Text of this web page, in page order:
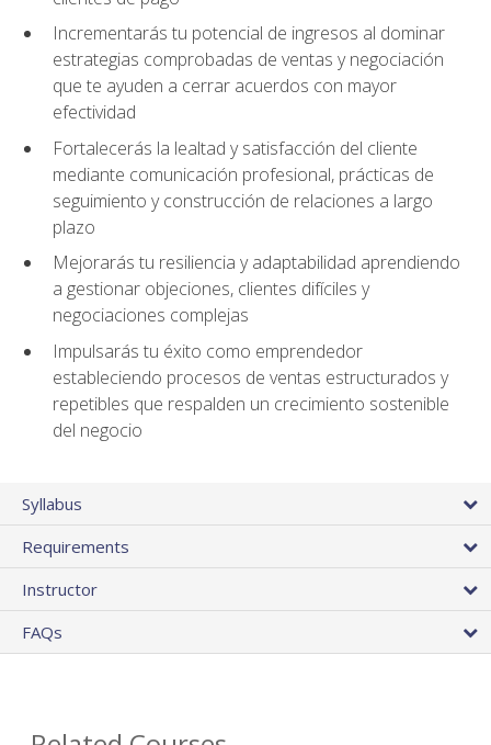
Incrementarás tu potencial de ingresos al dominar
estrategias comprobadas de ventas y negociación
que te ayuden a cerrar acuerdos con mayor
efectividad
Fortalecerás la lealtad y satisfacción del cliente
mediante comunicación profesional, prácticas de
seguimiento y construcción de relaciones a largo
plazo
Mejorarás tu resiliencia y adaptabilidad aprendiendo
a gestionar objeciones, clientes difíciles y
negociaciones complejas
Impulsarás tu éxito como emprendedor
estableciendo procesos de ventas estructurados y
repetibles que respalden un crecimiento sostenible
del negocio
Syllabus
Requirements
Instructor
FAQs